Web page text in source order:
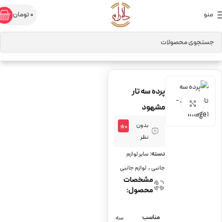
منو 0تومان
خانه لوازم جانبی سایر لوازم جانبی
برای بزرگنمایی کلیک کنید
پرده سه تار
مشهود
بدون
نظر
0
دسته: سایر لوازم
جانبی, لوازم جانبی
مشخصات
محصول:
مناسب
سه